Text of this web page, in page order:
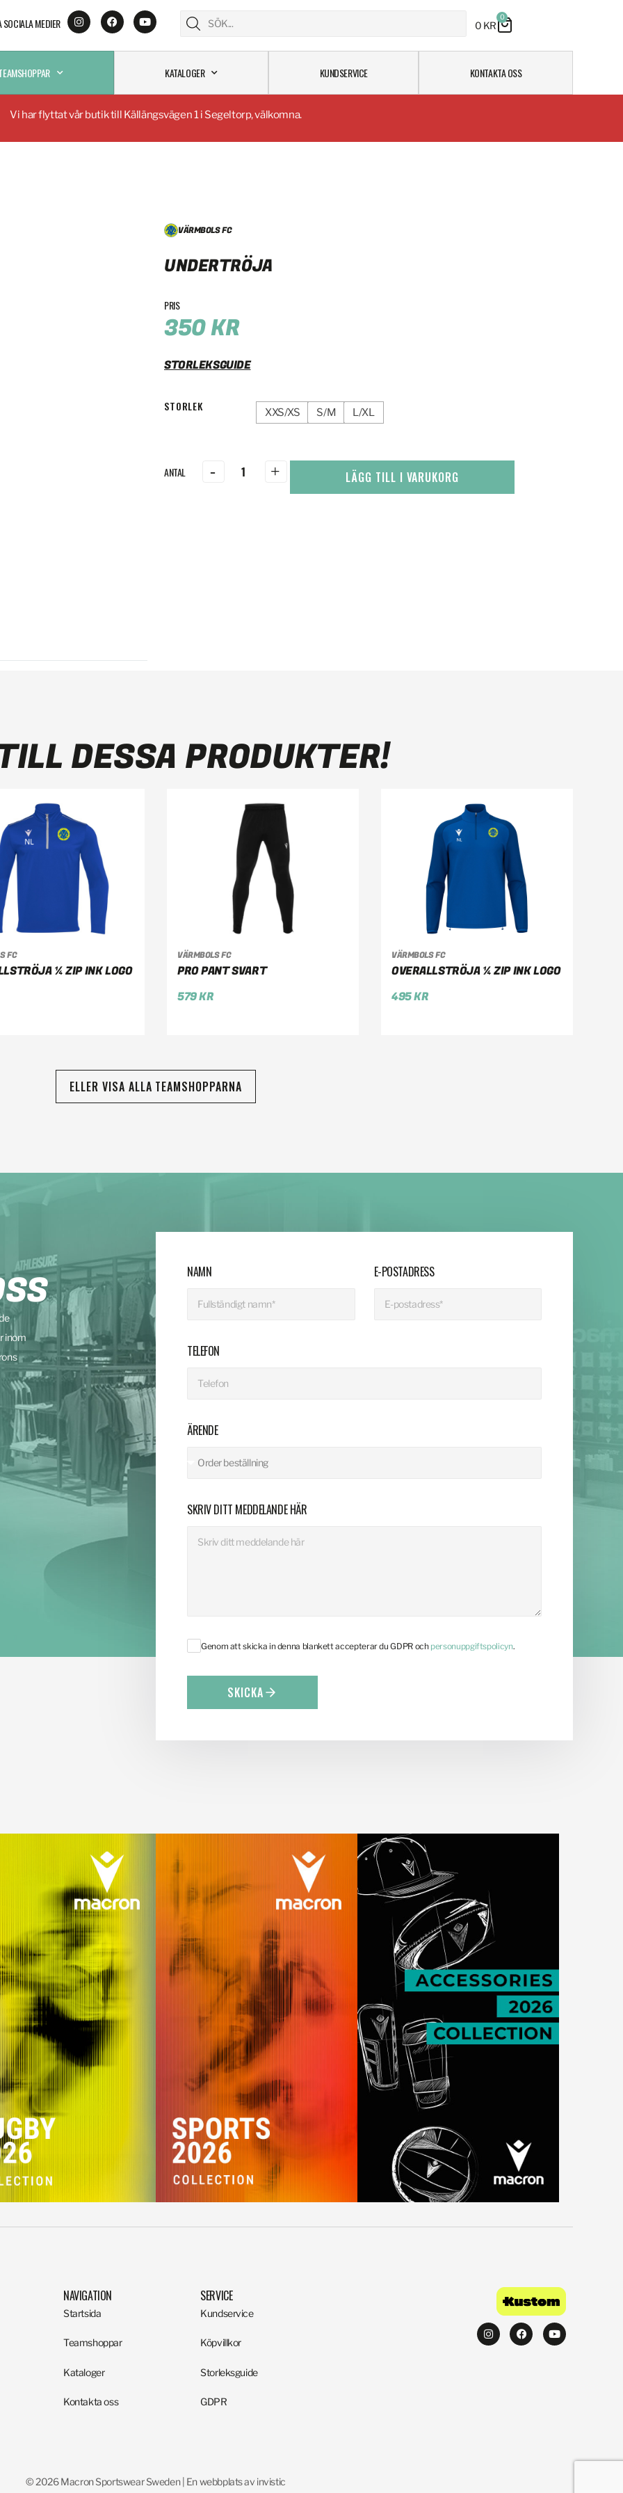
SOCIALA MEDIER 0 KR
0
KATALOGER KUNDSERVICE KONTAKTA OSS
Vi har flyttat vår butik till Källängsvägen 1 i Segeltorp, välkomna.
VÄRMBOLS FC
UNDERTRÖJA
350KR
STORLEKSGUIDE
STORLEK XXS/XS S/M L/XL
- + LÄGG TILL I VARUKORG
DESSA PRODUKTER!
FC
¼ ZIP INK LOGO
ALTERNATIV VÄRMBOLS FC
PRO PANT SVART
579KR
VÄLJ ALTERNATIV VÄRMBOLS FC
OVERALLSTRÖJA ¼ ZIP INK LOGO
495KR
VÄLJ ALTERNATIV
ELLER VISA ALLA TEAMSHOPPARNA
inom
NAMN E-POSTADRESS
TELEFON
ÄRENDE
SKRIV DITT MEDDELANDE HÄR
Genom att skicka in denna blankett accepterar du GDPR och personuppgiftspolicyn.
SKICKA
NAVIGATION
Startsida
Teamshoppar
Kataloger
Kontakta oss
SERVICE
Kundservice
Köpvillkor
Storleksguide
GDPR
© 2026 Macron Sportswear Sweden | En webbplats av invistic